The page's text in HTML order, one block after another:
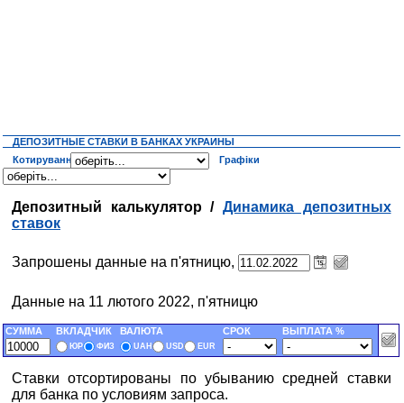
ДЕПОЗИТНЫЕ СТАВКИ В БАНКАХ УКРАИНЫ
Котирування
Графіки
Депозитный калькулятор / Динамика депозитных
ставок
Запрошены данные на п'ятницю,
Данные на 11 лютого 2022, п'ятницю
СУММА ВКЛАДЧИК ВАЛЮТА СРОК ВЫПЛАТА %
ЮР ФИЗ UAH USD EUR
Ставки отсортированы по убыванию средней ставки
для банка по условиям запроса.